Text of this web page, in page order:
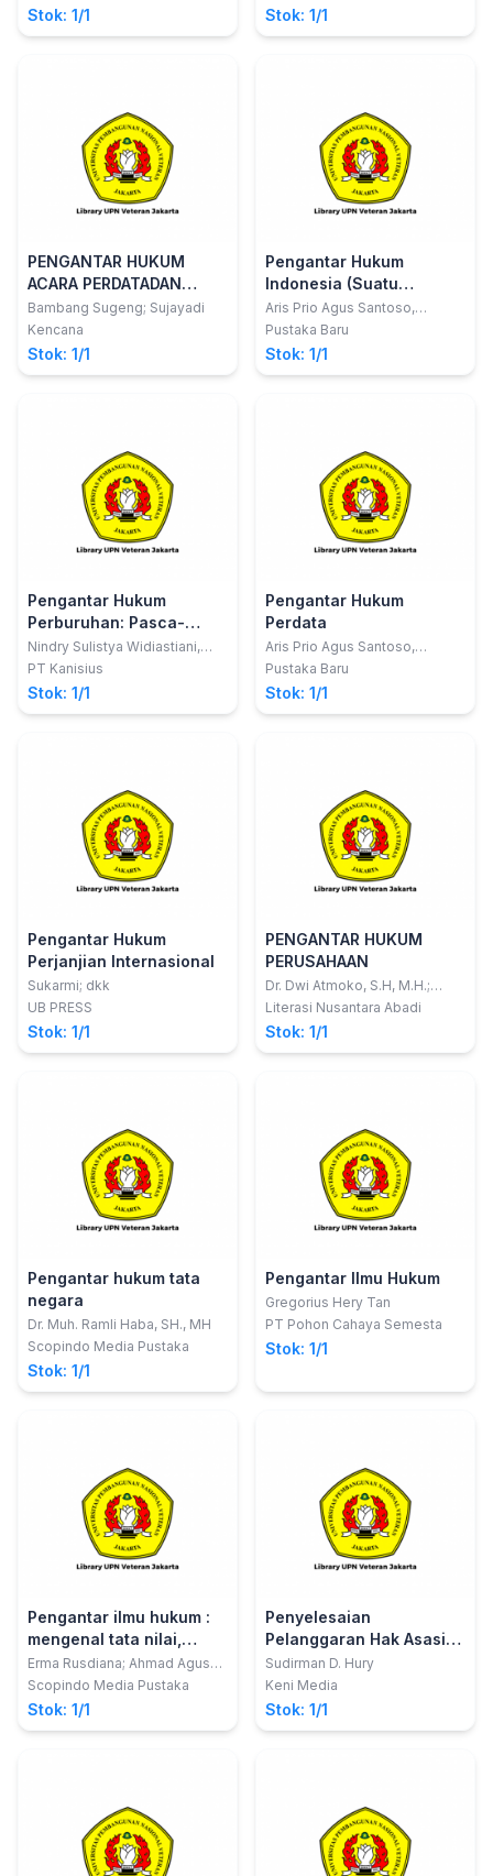
Stok: 1/1
GEOGRAFIS, RAHASIA
DAGANG, DESAIN
Stok: 1/1
PENGANTAR HUKUM
ACARA PERDATADAN
CONTOH DOKUMEN
LITIGASI
Bambang Sugeng; Sujayadi
Kencana
Stok: 1/1
Pengantar Hukum
Indonesia (Suatu
Interpretasi Dasar)
Aris Prio Agus Santoso,
SH.,MH.; Sukendar,
Pustaka Baru
Stok: 1/1
Pengantar Hukum
Perburuhan: Pasca-
Undang-Undang Cipta
Kerja
Nindry Sulistya Widiastiani,
S.H., M.H.
PT Kanisius
Stok: 1/1
Pengantar Hukum
Perdata
Aris Prio Agus Santoso,
SH.,MH.; Widi Nugrahaningsih,
Pustaka Baru
Stok: 1/1
Pengantar Hukum
Perjanjian Internasional
Sukarmi; dkk
UB PRESS
Stok: 1/1
PENGANTAR HUKUM
PERUSAHAAN
Dr. Dwi Atmoko, S.H, M.H.;
Jantarda Mauli Hutagalung,
Literasi Nusantara Abadi
Stok: 1/1
Pengantar hukum tata
negara
Dr. Muh. Ramli Haba, SH., MH
Scopindo Media Pustaka
Stok: 1/1
Pengantar Ilmu Hukum
Gregorius Hery Tan
PT Pohon Cahaya Semesta
Stok: 1/1
Pengantar ilmu hukum :
mengenal tata nilai,
norma dan falsafah
dasar pembentukan ilmu
hukum
Erma Rusdiana; Ahmad Agus
Ramdlany
Scopindo Media Pustaka
Stok: 1/1
Penyelesaian
Pelanggaran Hak Asasi
ManusiaYang Berat Non
Yudisial
Sudirman D. Hury
Keni Media
Stok: 1/1